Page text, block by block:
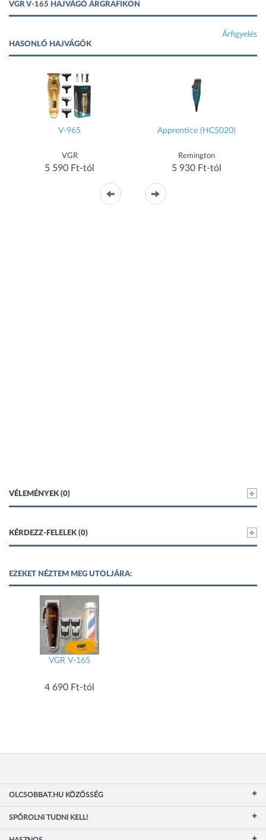
VGR V-165 HAJVÁGÓ ÁRGRAFIKON
Árfigyelés
HASONLÓ HAJVÁGÓK
V-965
VGR
5 590 Ft-tól
Apprentice (HC5020)
Remington
5 930 Ft-tól
VÉLEMÉNYEK (0)
KÉRDEZZ-FELELEK (0)
EZEKET NÉZTEM MEG UTOLJÁRA:
VGR V-165
4 690 Ft-tól
OLCSOBBAT.HU KÖZÖSSÉG
SPÓROLNI TUDNI KELL!